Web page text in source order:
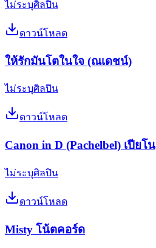
ไม่ระบุศิลปิน
ดาวน์โหลด
ให้รักมันโตในใจ (ณเดชน์)
ไม่ระบุศิลปิน
ดาวน์โหลด
Canon in D (Pachelbel) เปียโน
ไม่ระบุศิลปิน
ดาวน์โหลด
Misty โน้ตคอร์ด